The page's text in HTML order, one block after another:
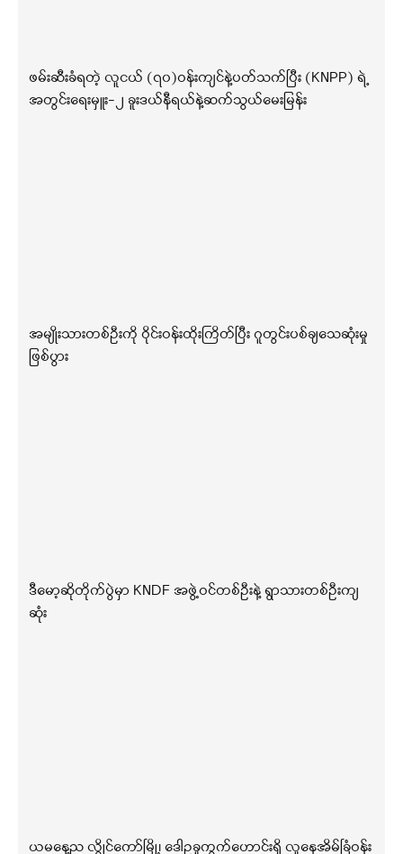
ဖမ်းဆီးခံရတဲ့ လူငယ် (၇၀)ဝန်းကျင်နဲ့ပတ်သက်ပြီး (KNPP) ရဲ့
အတွင်းရေးမှူး-၂ ခူးဒယ်နီရယ်နဲ့ဆက်သွယ်မေးမြန်း
အမျိုးသားတစ်ဦးကို ဝိုင်းဝန်းထိုးကြိတ်ပြီး ဂူတွင်းပစ်ချသေဆုံးမှု
ဖြစ်ပွား
ဒီမော့ဆိုတိုက်ပွဲမှာ KNDF အဖွဲ့ဝင်တစ်ဦးနဲ့ ရွာသားတစ်ဦးကျ
ဆုံး
ယမနေ့ည လွိုင်ကော်မြို့၊ ဒေါဥခူကွက်ဟောင်းရှိ လူနေအိမ်ခြံဝန်း